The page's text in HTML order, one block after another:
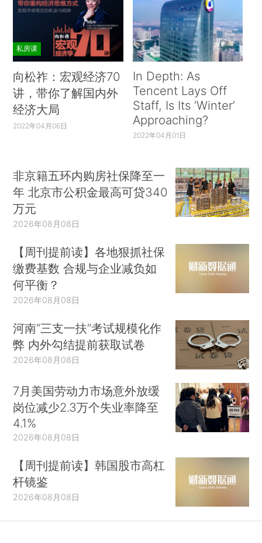
私房课
向松祚：宏观经济70
讲，带你了解国内外
经济大局
2022年04月06日
In Depth: As
Tencent Lays Off
Staff, Is Its ‘Winter’
Approaching?
2022年04月01日
非京籍五环内购房社保降至一
年 北京市公积金最高可贷340
万元
2026年08月08日
【周刊提前读】各地狠抓社保
缴费基数 合规与企业减负如
何平衡？
2026年08月08日
河南“三支一扶”考试规模化作
弊 内外勾结提前获取试卷
2026年08月08日
7月美国劳动力市场意外放缓
岗位减少2.3万个失业率降至
4.1%
2026年08月08日
【周刊提前读】韩国股市高杠
杆镜鉴
2026年08月08日